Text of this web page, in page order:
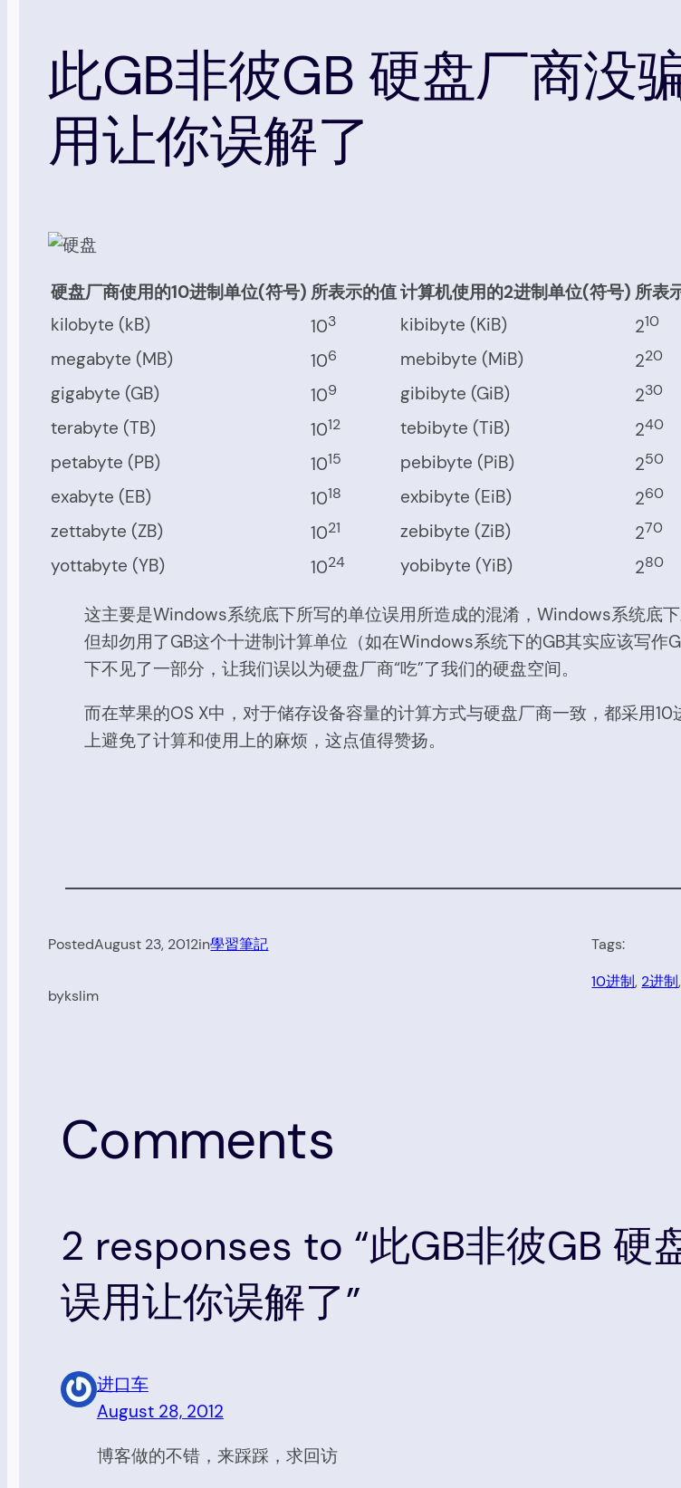
此GB非彼GB 硬盘厂商没
用让你误解了
硬盘厂商使用的10进制单位(符号) 所表示的值计算机使用的2进制单位(符号) 所表
kilobyte (kB)
103 kibibyte (KiB) 210
megabyte (MB) 106 mebibyte (MiB) 220
gigabyte (GB) 109 gibibyte (GiB) 230
terabyte (TB) 1012 tebibyte (TiB) 240
petabyte (PB) 1015 pebibyte (PiB) 250
exabyte (EB) 1018 exbibyte (EiB) 260
zettabyte (ZB) 1021 zebibyte (ZiB) 270
yottabyte (YB) 1024 yobibyte (YiB) 280
这主要是Windows系统底下所写的单位误用所造成的混淆，Windows系统底
但却勿用了GB这个十进制计算单位（如在Windows系统下的GB其实应该写
下不见了一部分，让我们误以为硬盘厂商“吃”了我们的硬盘空间。
而在苹果的OS X中，对于储存设备容量的计算方式与硬盘厂商一致，都采用
上避免了计算和使用上的麻烦，这点值得赞扬。
PostedAugust 23, 2012in學習筆記
bykslim
Tags:
10进制, 2进制
Comments
2 responses to “此GB非彼GB 硬
误用让你误解了”
进口车
August 28, 2012
博客做的不错，来踩踩，求回访